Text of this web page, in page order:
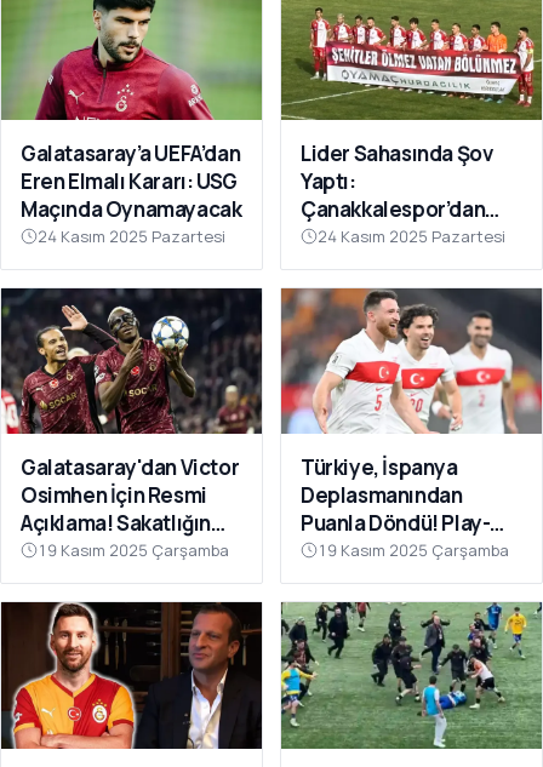
Galatasaray’a UEFA’dan
Eren Elmalı Kararı: USG
Maçında Oynamayacak
24 Kasım 2025 Pazartesi
Lider Sahasında Şov
Yaptı:
Çanakkalespor’dan
Farklı Galibiyet
24 Kasım 2025 Pazartesi
Galatasaray'dan Victor
Osimhen İçin Resmi
Açıklama! Sakatlığın
Son Durumu Belli Oldu
19 Kasım 2025 Çarşamba
Türkiye, İspanya
Deplasmanından
Puanla Döndü! Play-
Off Öncesi Moral: 2-2
19 Kasım 2025 Çarşamba